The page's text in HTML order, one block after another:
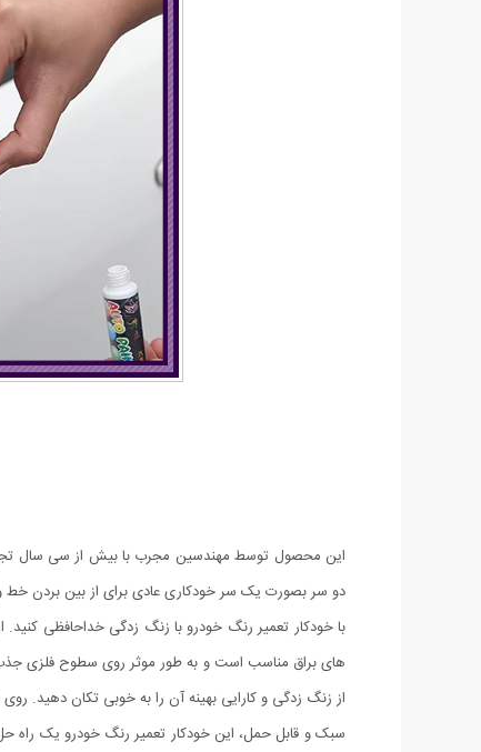
این محصول توسط مهندسین مجرب با بیش از سی سال تجربه
دو سر بصورت یک سر خودکاری عادی برای از بین بردن
با خودکار تعمیر رنگ خودرو با زنگ زدگی خداحافظی
های براق مناسب است و به طور موثر روی سطوح فلزی
از زنگ زدگی و کارایی بهینه آن را به خوبی تکان دهید.
سبک و قابل حمل، این خودکار تعمیر رنگ خودرو یک